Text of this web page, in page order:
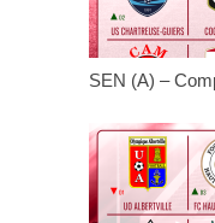
SEN (A) –